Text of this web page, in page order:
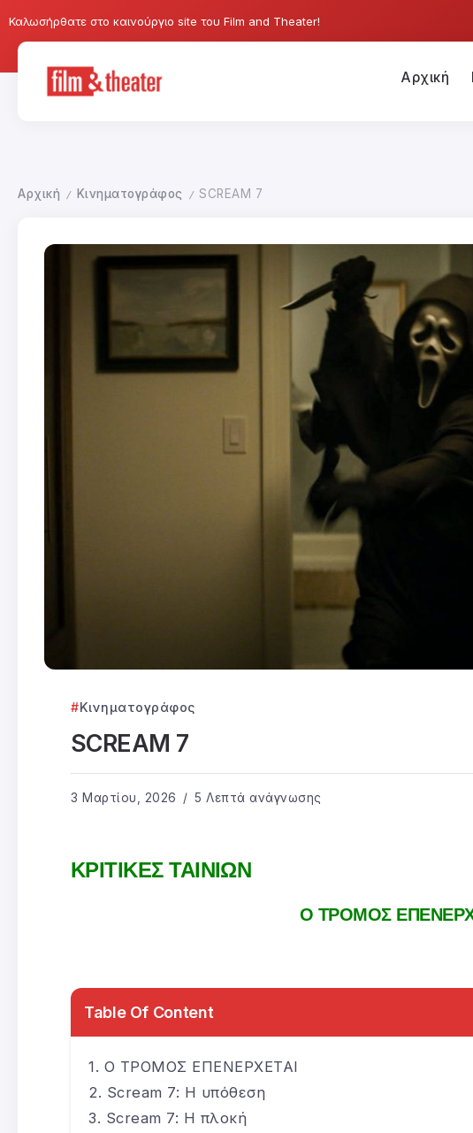
Καλωσήρθατε στο καινούργιο site του Film and Theater!
Αρχική
Αρχική / Κινηματογράφος / SCREAM 7
Κινηματογράφος
SCREAM 7
3 Μαρτίου, 2026 5 Λεπτά ανάγνωσης
ΚΡΙΤΙΚΕΣ ΤΑΙΝΙΩΝ
Ο ΤΡΟΜΟΣ
Table Of Content
Ο ΤΡΟΜΟΣ ΕΠΕΝΕΡΧΕΤΑΙ
Scream 7: Η υπόθεση
Scream 7: Η πλοκή